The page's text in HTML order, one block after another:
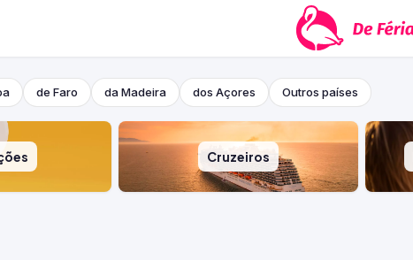
de Faro da Madeira dos Açores Outros países
Cruzeiros